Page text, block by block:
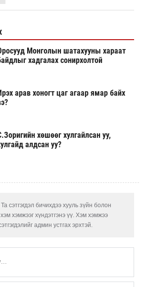
Монголын шатахууны хараат
хадгалах сонирхолтой
арав хоногт цаг агаар ямар байх
хөшөөг хулгайлсан уу,
алдсан уу?
сэтгэгдэл бичихдээ хууль зүйн болон
хэмжээг хүндэтгэнэ үү. Хэм хэмжээ
админ устгах эрхтэй.